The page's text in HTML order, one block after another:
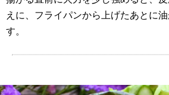
えに、フライパンから上げたあとに
す。